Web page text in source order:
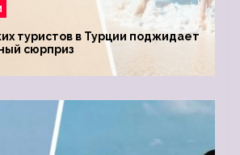
туристов в Турции поджидает
сюрприз